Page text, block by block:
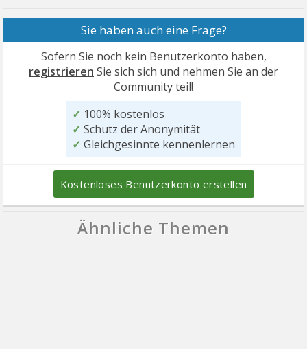
Sie haben auch eine Frage?
Sofern Sie noch kein Benutzerkonto haben,
registrieren Sie sich sich und nehmen Sie an der
Community teil!
✓ 100% kostenlos
✓ Schutz der Anonymität
✓ Gleichgesinnte kennenlernen
Kostenloses Benutzerkonto erstellen
Ähnliche Themen